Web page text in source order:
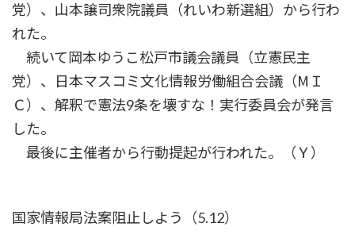
党）、山本譲司衆院議員（れいわ新選組）から行わ
れた。
続いて岡本ゆうこ松戸市議会議員（立憲民主
党）、日本マスコミ文化情報労働組合会議（МＩ
Ｃ）、解釈で憲法9条を壊すな！実行委員会が発言
した。
最後に主催者から行動提起が行われた。（Ｙ）
国家情報局法案阻止しよう（5.12）